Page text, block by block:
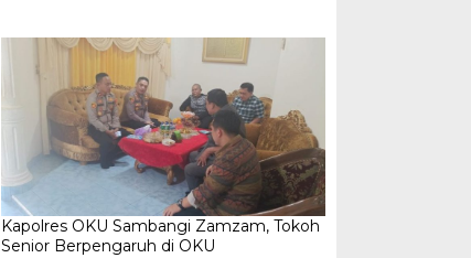
Kapolres OKU Sambangi Zamzam, Tokoh
Senior Berpengaruh di OKU